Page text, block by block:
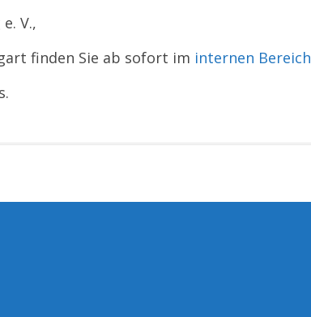
V.,
finden Sie ab sofort im internen Bereich